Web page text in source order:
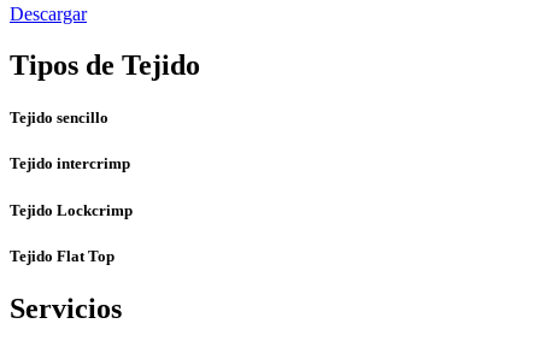
Descargar
Tipos de Tejido
Tejido sencillo
Tejido intercrimp
Tejido Lockcrimp
Tejido Flat Top
Servicios